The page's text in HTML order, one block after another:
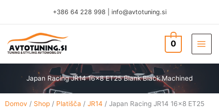
content
+386 64 228 998 info@avtotuning.si
TUNING & STYLING AVTOMOBILOV
0
Japan Racing JR14 16×8 ET25 Blank Black Machined
Domov / Shop / Platišča / JR14 / Japan Racing JR14 16×8 ET25